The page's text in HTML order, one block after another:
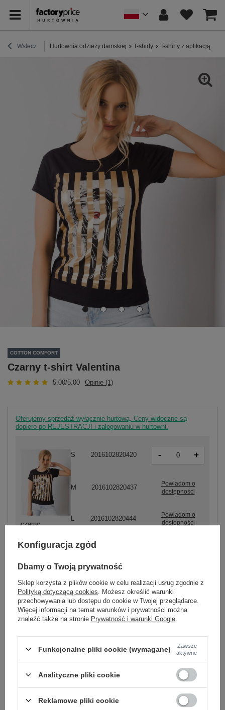
Wstecz Hurtownia odzieży damskiej T-shirty T-shirty z aplikacją
COTTON COMFORT
Czarny t-shirt Valentina
5.00/5.00 Opinie (1)
Oferujemy sprzedaż wyłącznie hurtową. Ceny widoczne są
dopiero po REJESTRACJI i zalogowaniu w hurtowni.
czarny
S 2016102820420 - +
M 2016102820437
Powiadom o
dostępności
2016102820444
Powiadom o
dostępności
2016102820451 -
ZALOGUJ SIĘ I ZOBACZ CENĘ
Zadzwoń+48 601 547 740 Zadaj pytanie
Konfiguracja zgód
Dbamy o Twoją prywatność
Sklep korzysta z plików cookie w celu realizacji usług zgodnie z
Polityką dotyczącą cookies . Możesz określić warunki
przechowywania lub dostępu do cookie w Twojej przeglądarce.
Więcej informacji na temat warunków i prywatności można
znaleźć także na stronie Prywatność i warunki Google
Funkcjonalne pliki cookie (wymagane)
Zawsze
aktywne
Analityczne pliki cookie
Reklamowe pliki cookie